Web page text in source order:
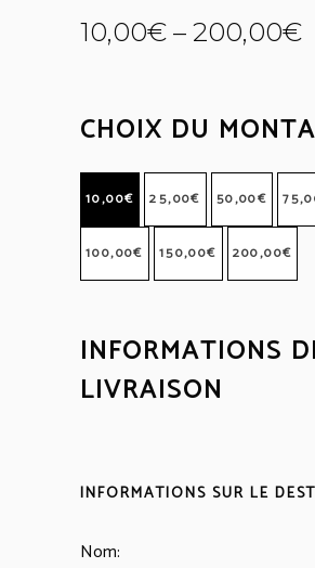
10,00€ – 200,00€
CHOIX DU
10,00€ 25,00€ 50,00€
100,00€ 150,00€ 200,00€
INFORMATIONS
LIVRAISON
INFORMATIONS SUR LE
Nom: